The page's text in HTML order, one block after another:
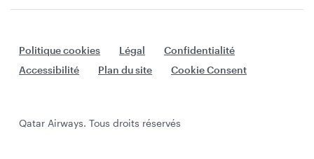
Politique cookies Légal
Confidentialité
Accessibilité
Plan du site Cookie Consent
Qatar Airways. Tous droits réservés